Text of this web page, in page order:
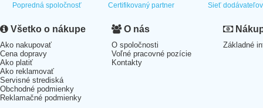
Popredná spoločnosť Certifikovaný partner Sieť dodávateľov
Všetko o nákupe
Ako nakupovať
Cena dopravy
Ako platiť
Ako reklamovať
Servisné strediská
Obchodné podmienky
Reklamačné podmienky
O nás
O spoločnosti
Voľné pracovné pozície
Kontakty
Základné